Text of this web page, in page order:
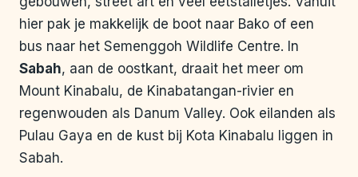
hier pak je makkelijk de boot naar Bako of een
bus naar het Semenggoh Wildlife Centre. In
Sabah, aan de oostkant, draait het meer om
Mount Kinabalu, de Kinabatangan-rivier en
regenwouden als Danum Valley. Ook eilanden als
Pulau Gaya en de kust bij Kota Kinabalu liggen in
Sabah.